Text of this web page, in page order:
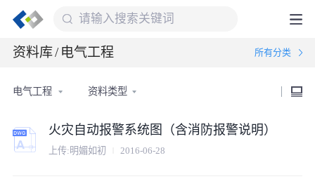
资料库/ 电气工程 所有分类
电气工程 资料类型
火灾自动报警系统图（含消防报警说明）
上传:明媚如初 2016-06-28